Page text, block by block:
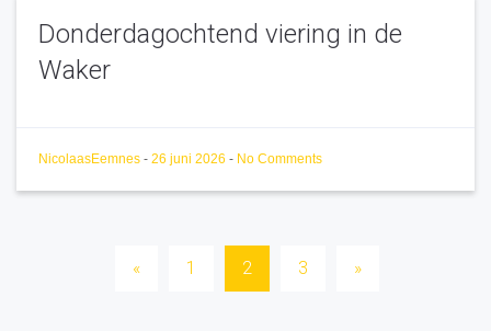
Donderdagochtend viering in de
Waker
NicolaasEemnes - 26 juni 2026 - No Comments
Berichten
« 1 2 3 »